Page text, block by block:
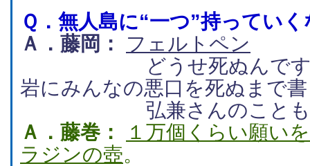
Ｑ． 無人島に“一つ”持っていく
Ａ．藤岡：
フェルトペン
どうせ死ぬんですか
岩にみんなの悪口を死ぬまで
弘兼さんのことも書
Ａ．藤巻：
１万個くらい願い
ラジンの壺。